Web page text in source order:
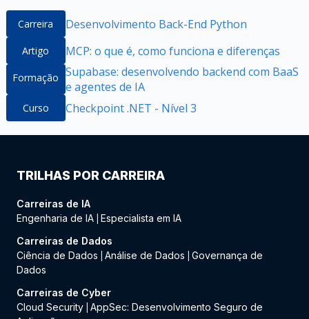
Carreira Desenvolvimento Back-End Python
Artigo MCP: o que é, como funciona e diferenças
Formação Supabase: desenvolvendo backend com BaaS
e agentes de IA
Curso Checkpoint .NET - Nível 3
TRILHAS POR CARREIRA
Carreiras de IA
Engenharia de IA Especialista em IA
Carreiras de Dados
Ciência de Dados
Análise de Dados
Governança de
Dados
Carreiras de Cyber
Cloud Security AppSec: Desenvolvimento Seguro de